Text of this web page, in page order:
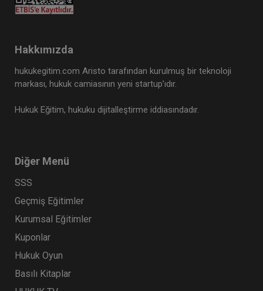
Hakkımızda
hukukegitim.com Aristo tarafından kurulmuş bir teknoloji
markası, hukuk camiasının yeni startup’ıdır.
Hukuk Eğitim, hukuku dijitalleştirme iddiasındadır.
Diğer Menü
SSS
Geçmiş Eğitimler
Kurumsal Eğitimler
Kuponlar
Hukuk Oyun
Basılı Kitaplar